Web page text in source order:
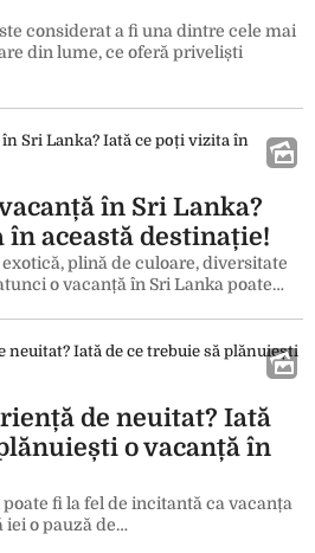
considerat a fi una dintre cele mai
din lume, ce oferă priveliști
în Sri Lanka?
această destinație!
plină de culoare, diversitate
o vacanță în Sri Lanka poate…
de neuitat? Iată
o vacanță în
fi la fel de incitantă ca vacanța
iei o pauză de…